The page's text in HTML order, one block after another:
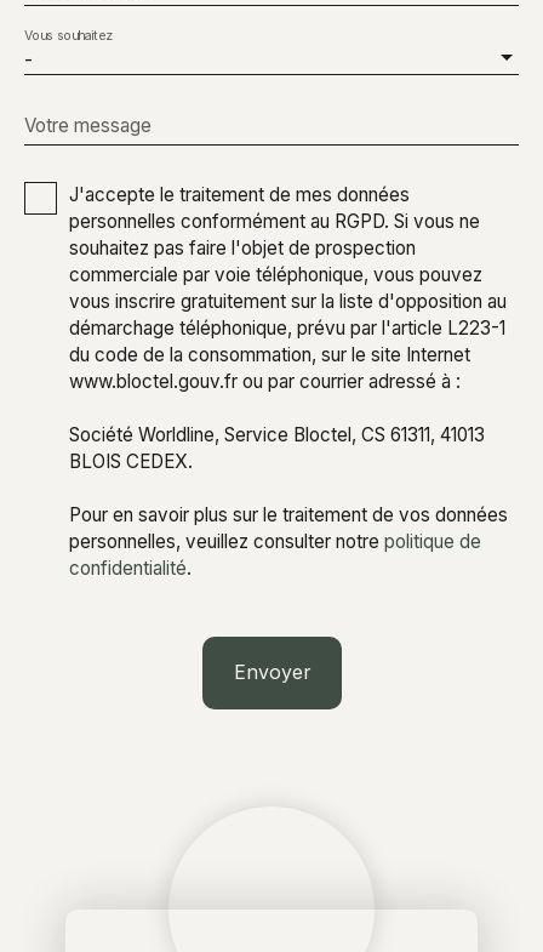
-
Vous souhaitez
Votre message
J'accepte le traitement de mes données
personnelles conformément au RGPD. Si vous ne
souhaitez pas faire l'objet de prospection
commerciale par voie téléphonique, vous pouvez
vous inscrire gratuitement sur la liste d'opposition au
démarchage téléphonique, prévu par l'article L223-1
du code de la consommation, sur le site Internet
www.bloctel.gouv.fr ou par courrier adressé à :
Société Worldline, Service Bloctel, CS 61311, 41013
BLOIS CEDEX.
Pour en savoir plus sur le traitement de vos données
personnelles, veuillez consulter notre politique de
confidentialité.
Envoyer